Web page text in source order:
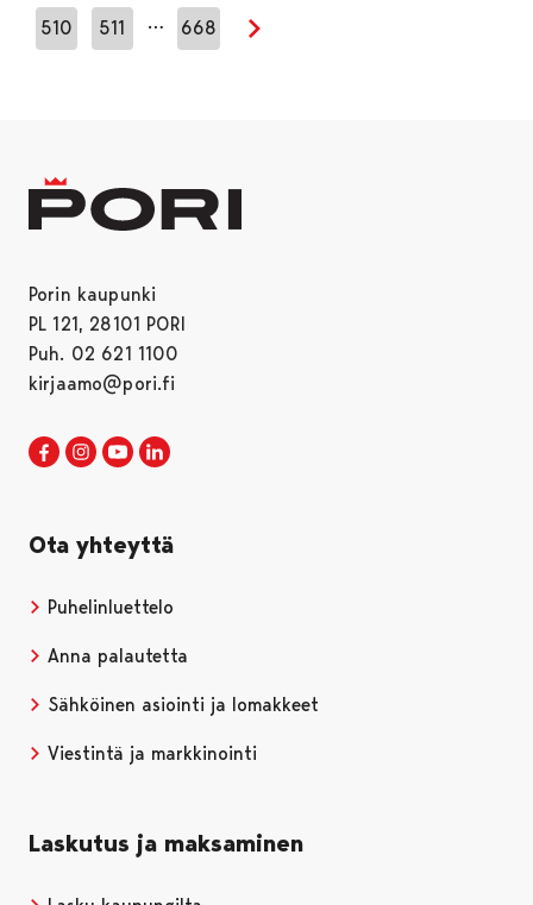
510 511 … 668
Seuraava sivu
Porin kaupunki
PL 121, 28101 PORI
Puh. 02 621 1100
kirjaamo@pori.fi
Porin kaupunki Facebookissa
Avautuu uudessa välilehdessä
Porin kaupunki Instagramissa
Avautuu uudessa välilehdessä
Porin kaupunki Youtubessa
Avautuu uudessa välilehdessä
Ota yhteyttä
Puhelinluettelo
Anna palautetta
Sähköinen asiointi ja lomakkeet
Viestintä ja markkinointi
Laskutus ja maksaminen